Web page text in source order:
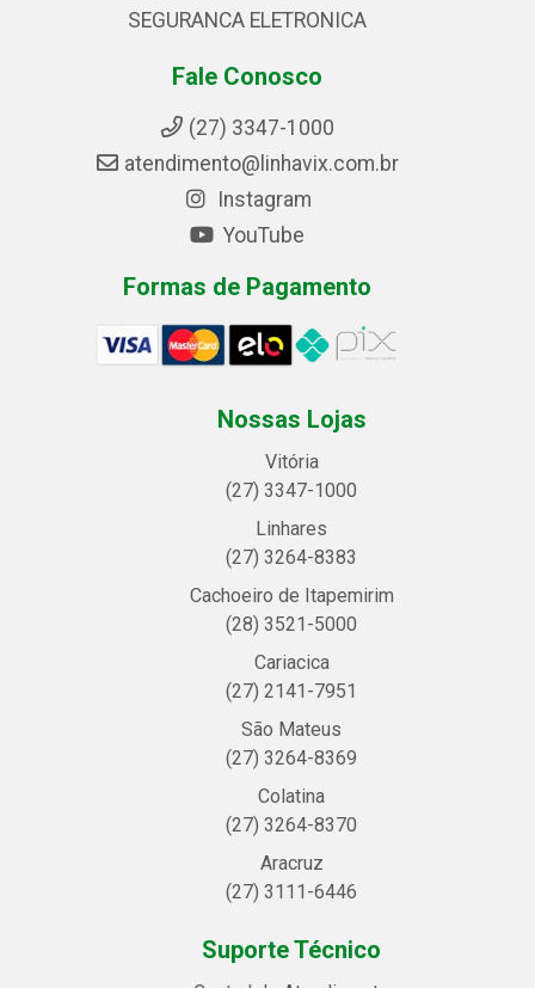
SEGURANCA ELETRONICA
Fale Conosco
(27) 3347-1000
atendimento@linhavix.com.br
Instagram
YouTube
Formas de Pagamento
Nossas Lojas
Vitória
(27) 3347-1000
Linhares
(27) 3264-8383
Cachoeiro de Itapemirim
(28) 3521-5000
Cariacica
(27) 2141-7951
São Mateus
(27) 3264-8369
Colatina
(27) 3264-8370
Aracruz
(27) 3111-6446
Suporte Técnico